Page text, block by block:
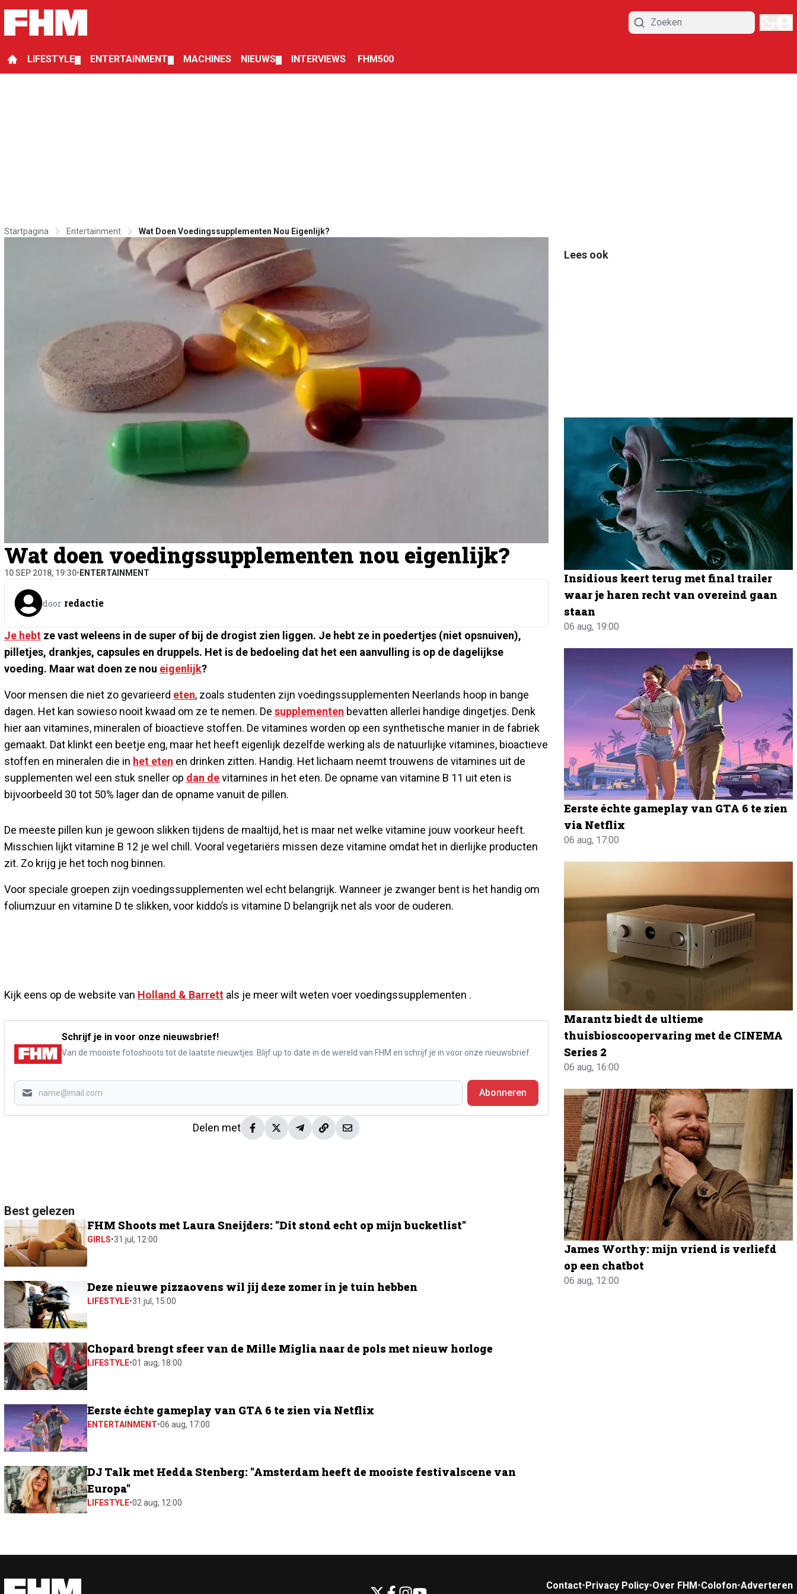
LIFESTYLE ENTERTAINMENT MACHINES NIEUWS INTERVIEWS FHM500
Startpagina Entertainment Wat Doen Voedingssupplementen Nou Eigenlijk?
Wat doen voedingssupplementen nou eigenlijk?
10 SEP 2018, 19:30• ENTERTAINMENT
door redactie
Je hebt ze vast weleens in de super of bij de drogist zien liggen. Je hebt ze in poedertjes (niet opsnuiven),
pilletjes, drankjes, capsules en druppels. Het is de bedoeling dat het een aanvulling is op de dagelijkse
voeding. Maar wat doen ze nou eigenlijk?
Voor mensen die niet zo gevarieerd eten, zoals studenten zijn voedingssupplementen Neerlands hoop in bange
dagen. Het kan sowieso nooit kwaad om ze te nemen. De supplementen bevatten allerlei handige dingetjes. Denk
hier aan vitamines, mineralen of bioactieve stoffen. De vitamines worden op een synthetische manier in de fabriek
gemaakt. Dat klinkt een beetje eng, maar het heeft eigenlijk dezelfde werking als de natuurlijke vitamines, bioactieve
stoffen en mineralen die in het eten en drinken zitten. Handig. Het lichaam neemt trouwens de vitamines uit de
supplementen wel een stuk sneller op dan devitamines in het eten. De opname van vitamine B 11 uit eten is
bijvoorbeeld 30 tot 50% lager dan de opname vanuit de pillen.
De meeste pillen kun je gewoon slikken tijdens de maaltijd, het is maar net welke vitamine jouw voorkeur heeft.
Misschien lijkt vitamine B 12 je wel chill. Vooral vegetariërs missen deze vitamine omdat het in dierlijke producten
zit. Zo krijg je het toch nog binnen.
Voor speciale groepen zijn voedingssupplementen wel echt belangrijk. Wanneer je zwanger bent is het handig om
foliumzuur en vitamine D te slikken, voor kiddo’s is vitamine D belangrijk net als voor de ouderen.
Kijk eens op de website van Holland & Barrett als je meer wilt weten voer voedingssupplementen .
Schrijf je in voor onze nieuwsbrief!
Van de mooiste fotoshoots tot de laatste nieuwtjes. Blijf up to date in de wereld van FHM en schrijf je in voor onze nieuwsbrief.
Abonneren
Delen met
Best gelezen
FHM Shoots met Laura Sneijders: "Dit stond echt op mijn bucketlist"
GIRLS•31 jul, 12:00
Deze nieuwe pizzaovens wil jij deze zomer in je tuin hebben
LIFESTYLE•31 jul, 15:00
Chopard brengt sfeer van de Mille Miglia naar de pols met nieuw horloge
LIFESTYLE•01 aug, 18:00
Eerste échte gameplay van GTA 6 te zien via Netflix
ENTERTAINMENT•06 aug, 17:00
DJ Talk met Hedda Stenberg: "Amsterdam heeft de mooiste festivalscene van
Europa"
LIFESTYLE•02 aug, 12:00
Lees ook
Insidious keert terug met final trailer
waar je haren recht van overeind gaan
staan
06 aug, 19:00
Eerste échte gameplay van GTA 6 te zien
via Netflix
06 aug, 17:00
Marantz biedt de ultieme
thuisbioscoopervaring met de CINEMA
Series 2
06 aug, 16:00
James Worthy: mijn vriend is verliefd
op een chatbot
06 aug, 12:00
Contact• Privacy Policy•Over FHM •Colofon•Adverteren